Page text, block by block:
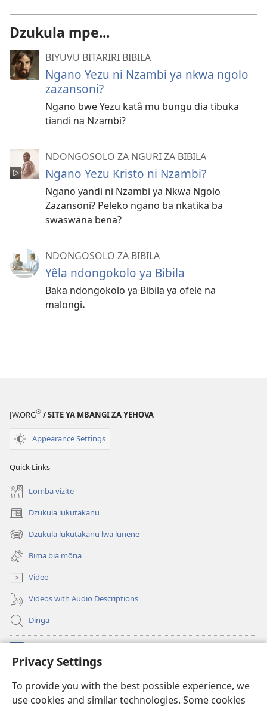
Privacy Settings
To provide you with the best possible experience, we
use cookies and similar technologies. Some cookies
Dzukula mpe...
BIYUVU BITARIRI BIBILA
Ngano Yezu ni Nzambi ya nkwa ngolo
zazansoni?
Ngano bwe Yezu katâ mu bungu dia tibuka
tiandi na Nzambi?
NDONGOSOLO ZA NGURI ZA BIBILA
Ngano Yezu Kristo ni Nzambi?
Ngano yandi ni Nzambi ya Nkwa Ngolo
Zazansoni? Peleko ngano ba nkatika ba
swaswana bena?
NDONGOSOLO ZA BIBILA
Yêla ndongokolo ya Bibila
Baka ndongokolo ya Bibila ya ofele na
malongi.
JW.ORG® / SITE YA MBANGI ZA YEHOVA
Appearance Settings
Quick Links
Lomba vizite
Dzukula lukutakanu
(opens
new
window)
Dzukula lukutakanu lwa lunene
(opens
new
window)
Bima bia môna
Video
Videos with Audio Descriptions
Dinga
(opens
new
Watchtower BIBLIOTEKE YA MU INTERNET
(opens
new